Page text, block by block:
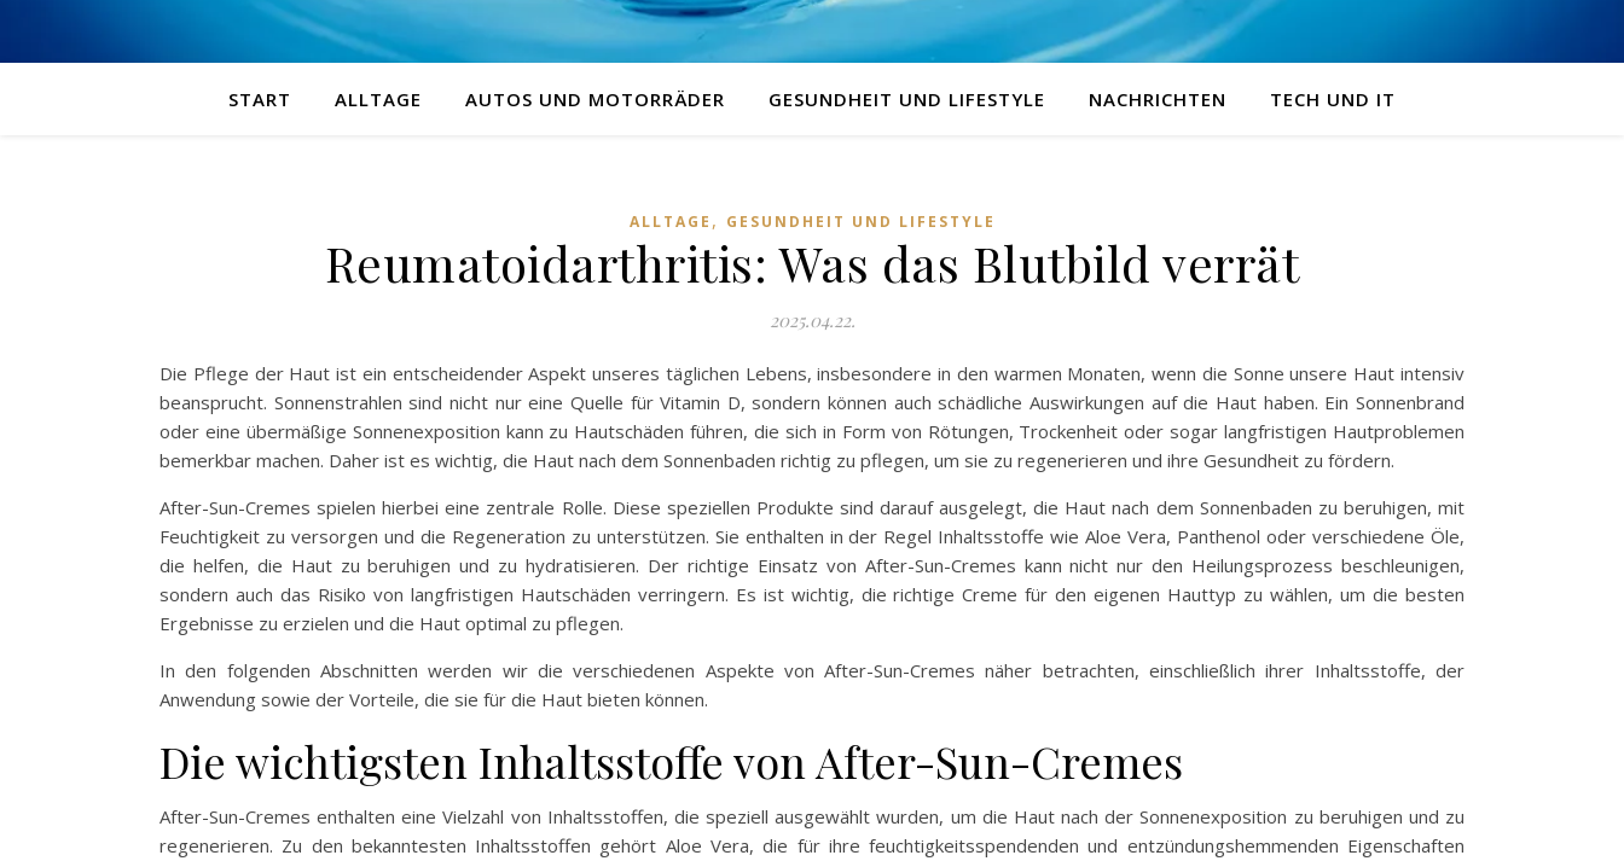
START ALLTAGE AUTOS UND MOTORRÄDER GESUNDHEIT UND LIFESTYLE NACHRICHTEN TECH UND IT
ALLTAGE , GESUNDHEIT UND LIFESTYLE
Reumatoidarthritis: Was das Blutbild verrät
2025.04.22.
Die Pflege der Haut ist ein entscheidender Aspekt unseres täglichen Lebens, insbesondere in den warmen Monaten, wenn die Sonne unsere Haut intensiv
beansprucht. Sonnenstrahlen sind nicht nur eine Quelle für Vitamin D, sondern können auch schädliche Auswirkungen auf die Haut haben. Ein Sonnenbrand
oder eine übermäßige Sonnenexposition kann zu Hautschäden führen, die sich in Form von Rötungen, Trockenheit oder sogar langfristigen Hautproblemen
bemerkbar machen. Daher ist es wichtig, die Haut nach dem Sonnenbaden richtig zu pflegen, um sie zu regenerieren und ihre Gesundheit zu fördern.
After-Sun-Cremes spielen hierbei eine zentrale Rolle. Diese speziellen Produkte sind darauf ausgelegt, die Haut nach dem Sonnenbaden zu beruhigen, mit
Feuchtigkeit zu versorgen und die Regeneration zu unterstützen. Sie enthalten in der Regel Inhaltsstoffe wie Aloe Vera, Panthenol oder verschiedene Öle,
die helfen, die Haut zu beruhigen und zu hydratisieren. Der richtige Einsatz von After-Sun-Cremes kann nicht nur den Heilungsprozess beschleunigen,
sondern auch das Risiko von langfristigen Hautschäden verringern. Es ist wichtig, die richtige Creme für den eigenen Hauttyp zu wählen, um die besten
Ergebnisse zu erzielen und die Haut optimal zu pflegen.
In den folgenden Abschnitten werden wir die verschiedenen Aspekte von After-Sun-Cremes näher betrachten, einschließlich ihrer Inhaltsstoffe, der
Anwendung sowie der Vorteile, die sie für die Haut bieten können.
Die wichtigsten Inhaltsstoffe von After-Sun-Cremes
After-Sun-Cremes enthalten eine Vielzahl von Inhaltsstoffen, die speziell ausgewählt wurden, um die Haut nach der Sonnenexposition zu beruhigen und zu
regenerieren. Zu den bekanntesten Inhaltsstoffen gehört Aloe Vera, die für ihre feuchtigkeitsspendenden und entzündungshemmenden Eigenschaften